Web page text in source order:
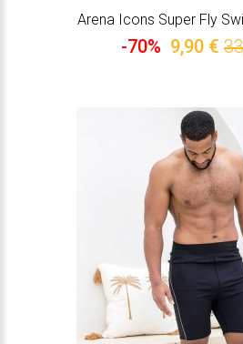
Arena Icons Super Fly
-70% 9,90 €